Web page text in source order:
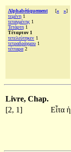
Alphabétiquement [« »]
τεμένη 1
τεταγμένης 1
Τετάρτη 1
Τέταρτον 1
τετελεύτηκεν 1
τετραδράχμου 1
τέτταρα 2
Livre, Chap.
[2, 1]
Εἶτα ἡ